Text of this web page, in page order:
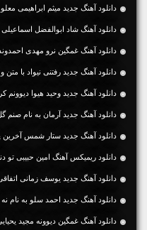
دانلود آهنگ جديد میثم ابراهیمی معلومه کجایی با 2
دانلود آهنگ شاد ابوالفضل اسماعیلی و
دانلود آهنگ غمگین نرو مهدی
دانلود آهنگ جديد رفتنی نیواد با متن
دانلود آهنگ جديد وحید هیوا دیوونم
دانلود آهنگ جديد آرمان به نام صنم
دانلود آهنگ جديد ستار شمس آخرین پاییز قرن با 2
دانلود ریمیکس آهنگ امین حبیبی تو
دانلود آهنگ جديد یوسف زمانی
دانلود آهنگ جديد احمد سلو به نام نه
دانلود آهنگ غمگین دیوونه مجید